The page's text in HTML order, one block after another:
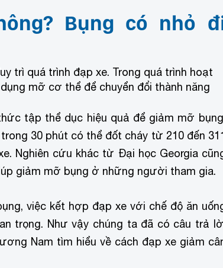
Bụng có nhỏ
trì quá trình đạp xe. Trong quá trình hoạt
mỡ cơ thể để chuyển đổi thành năng
tập thể dục hiệu quả để giảm mỡ
30 phút có thể đốt cháy từ 210 đến
Nghiên cứu khác từ Đại học Georgia
giảm mỡ bụng ở những người tham gia.
việc kết hợp đạp xe với chế độ ăn
trọng. Như vậy chúng ta đã có câu trả
Nam tìm hiểu về cách đạp xe giảm